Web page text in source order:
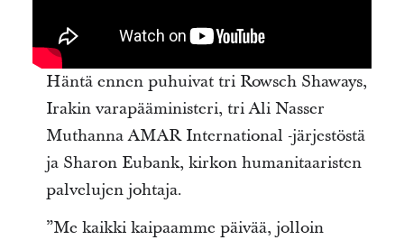
Häntä ennen puhuivat tri Rowsch Shaways,
Irakin varapääministeri, tri Ali Nasser
Muthanna AMAR International -järjestöstä
ja Sharon Eubank, kirkon humanitaaristen
palvelujen johtaja.
”Me kaikki kaipaamme päivää, jolloin